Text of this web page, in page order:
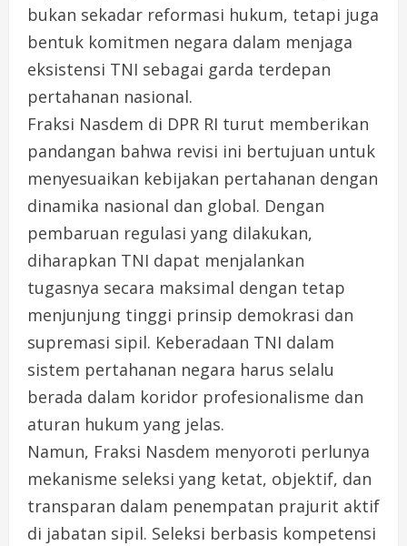
bukan sekadar reformasi hukum, tetapi juga
bentuk komitmen negara dalam menjaga
eksistensi TNI sebagai garda terdepan
pertahanan nasional.
Fraksi Nasdem di DPR RI turut memberikan
pandangan bahwa revisi ini bertujuan untuk
menyesuaikan kebijakan pertahanan dengan
dinamika nasional dan global. Dengan
pembaruan regulasi yang dilakukan,
diharapkan TNI dapat menjalankan
tugasnya secara maksimal dengan tetap
menjunjung tinggi prinsip demokrasi dan
supremasi sipil. Keberadaan TNI dalam
sistem pertahanan negara harus selalu
berada dalam koridor profesionalisme dan
aturan hukum yang jelas.
Namun, Fraksi Nasdem menyoroti perlunya
mekanisme seleksi yang ketat, objektif, dan
transparan dalam penempatan prajurit aktif
di jabatan sipil. Seleksi berbasis kompetensi